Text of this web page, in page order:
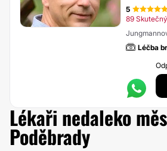
5
89
Léčba
Lékaři nedaleko
Poděbrady